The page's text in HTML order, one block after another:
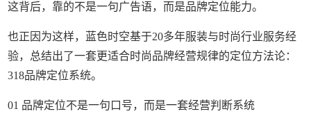
这背后，靠的不是一句广告语，而是品牌定位能力。
也正因为这样，蓝色时空基于20多年服装与时尚行业服务经
验，总结出了一套更适合时尚品牌经营规律的定位方法论：
318品牌定位系统。
01 品牌定位不是一句口号，而是一套经营判断系统